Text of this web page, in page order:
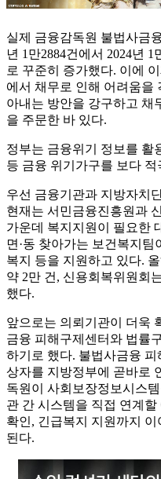
실제 금융감독원 불법사금
년 1만2884건에서 2024년 1
로 꾸준히 증가했다. 이에
에서 채무로 인해 어려움을
아내는 방안을 강구하고 채
을 주문한 바 있다.
정부는 금융위기 정보를 활
등 금융 위기가구를 보다
우선 금융기관과 지방자치
현재는 서민금융진흥원과
가운데 복지지원이 필요한
면·동 찾아가는 보건복지
복지 등을 지원하고 있다.
약 2만 건, 신용회복위원회
했다.
앞으로는 의뢰기관이 더욱
금융 피해구제센터와 법률
하기로 했다. 불법사금융
상자를 지방정부에 곧바로
독원이 사회보장정보시스
관 간 시스템을 직접 연계
확인, 긴급복지 지원까지
된다.